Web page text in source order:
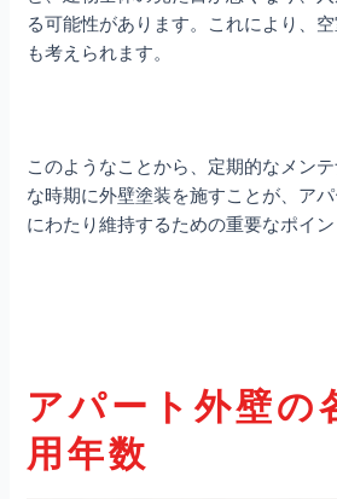
る可能性があります。これにより、
も考えられます。
このようなことから、定期的なメン
な時期に外壁塗装を施すことが、ア
にわたり維持するための重要なポイン
アパート外壁の
用年数